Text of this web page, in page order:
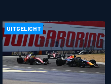
UITGELICHT